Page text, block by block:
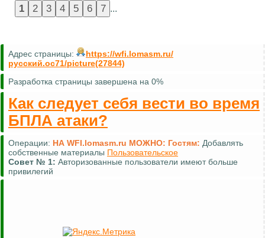
...
Адрес страницы:
https://wfi.lomasm.ru/
русский.oc71/picture(27844)
Разработка страницы завершена на 0%
Как следует себя вести во время
БПЛА атаки?
Операции: НА WFI.lomasm.ru МОЖНО: Гостям: Добавлять
собственные материалы Пользовательское
Совет № 1: Авторизованные пользователи имеют больше
привилегий